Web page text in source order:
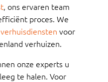
, ons ervaren team
proces. We
voor
verhuizen.
onze experts u
te halen. Voor